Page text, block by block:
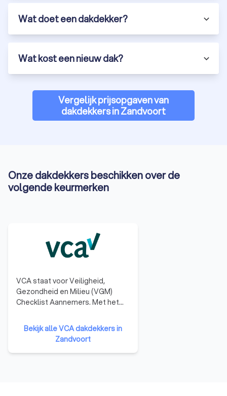
Wat doet een dakdekker?
Wat kost een nieuw dak?
Vergelijk prijsopgaven van
dakdekkers in Zandvoort
Onze dakdekkers beschikken over de
volgende keurmerken
VCA staat voor Veiligheid,
Gezondheid en Milieu (VGM)
Checklist Aannemers. Met het
laten bedrijven zien dat ze kennis
en ervaring hebben op het
gebied van veilig en gezond
werken en dat het deskundige en
Bekijk alle VCA dakdekkers in
Zandvoort